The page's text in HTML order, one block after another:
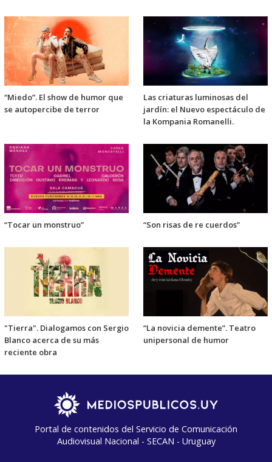
“Miedo”. El show de humor que
se autopercibe de terror
Las criaturas luminosas del
jardín: el Nuevo espectáculo de
la Kompania Romanelli.
“Tocar un monstruo” “Son risas de re cuerdos”
"Tierra". Dialogamos con Sergio
Blanco acerca de su más
reciente obra
“La novicia demente”. Teatro
unipersonal de humor
Portal de contenidos del Servicio de Comunicación
Audiovisual Nacional - SECAN - Uruguay